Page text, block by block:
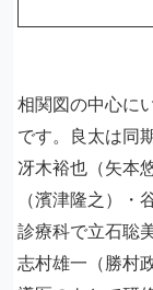
相関図の中心に
です。良太は同
冴木裕也（矢本
（濱津隆之）
診療科で立石聡
志村雄一（勝村